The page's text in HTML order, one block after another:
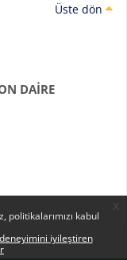
kabul
iyileştiren
Üste dön
DAIRE